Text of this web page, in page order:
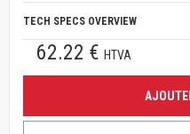
TECH SPECS OVERVIEW
62.22 € HTVA